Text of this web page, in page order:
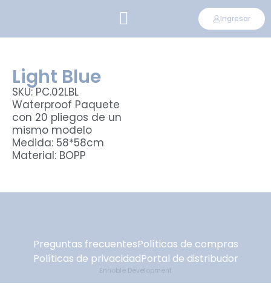
Ingresar
Light Blue
SKU: PC.02LBL
Waterproof Paquete
con 20 pliegos de un
mismo modelo
Medida: 58*58cm
Material: BOPP
Preguntas frecuentesPolíticas de compras
Políticas de privacidadPortal de distribudor
Ennoble Development